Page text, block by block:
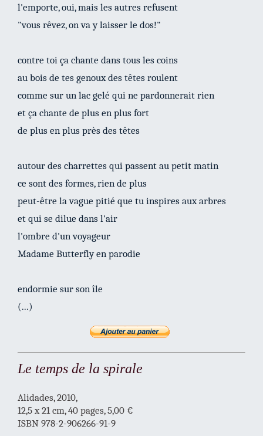
l'emporte, oui, mais les autres refusent
"vous rêvez, on va y laisser le dos!"
contre toi ça chante dans tous les coins
au bois de tes genoux des têtes roulent
comme sur un lac gelé qui ne pardonnerait rien
et ça chante de plus en plus fort
de plus en plus près des têtes
autour des charrettes qui passent au petit matin
ce sont des formes, rien de plus
peut-être la vague pitié que tu inspires aux arbres
et qui se dilue dans l'air
l'ombre d'un voyageur
Madame Butterfly en parodie
endormie sur son île
(...)
Le temps de la spirale
Alidades, 2010,
12,5 x 21 cm, 40 pages, 5,00 €
ISBN 978-2-906266-91-9